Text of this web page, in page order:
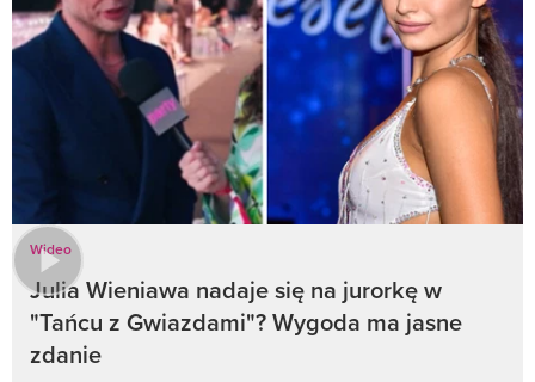
Wideo
Julia Wieniawa nadaje się na jurorkę w
"Tańcu z Gwiazdami"? Wygoda ma jasne
zdanie